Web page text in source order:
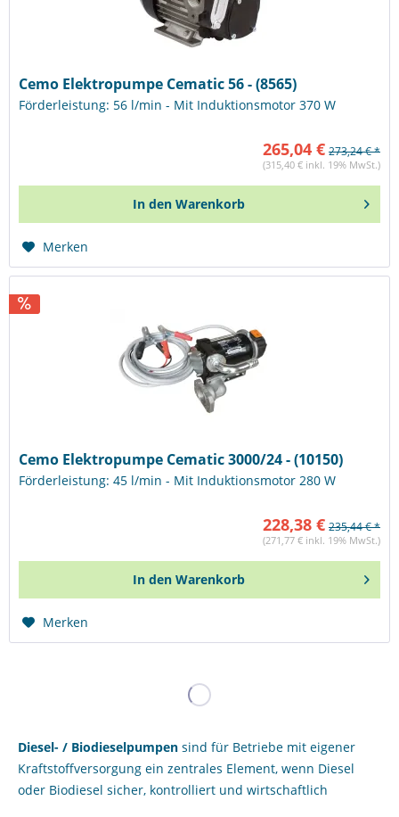
Cemo Elektropumpe Cematic 56 - (8565)
Förderleistung: 56 l/min - Mit Induktionsmotor 370 W
265,04 € 273,24 € *
(315,40 € inkl. 19% MwSt.)
In den Warenkorb
Merken
Cemo Elektropumpe Cematic 3000/24 - (10150)
Förderleistung: 45 l/min - Mit Induktionsmotor 280 W
228,38 € 235,44 € *
(271,77 € inkl. 19% MwSt.)
In den Warenkorb
Merken
Diesel- / Biodieselpumpen sind für Betriebe mit eigener
Kraftstoffversorgung ein zentrales Element, wenn Diesel
oder Biodiesel sicher, kontrolliert und wirtschaftlich